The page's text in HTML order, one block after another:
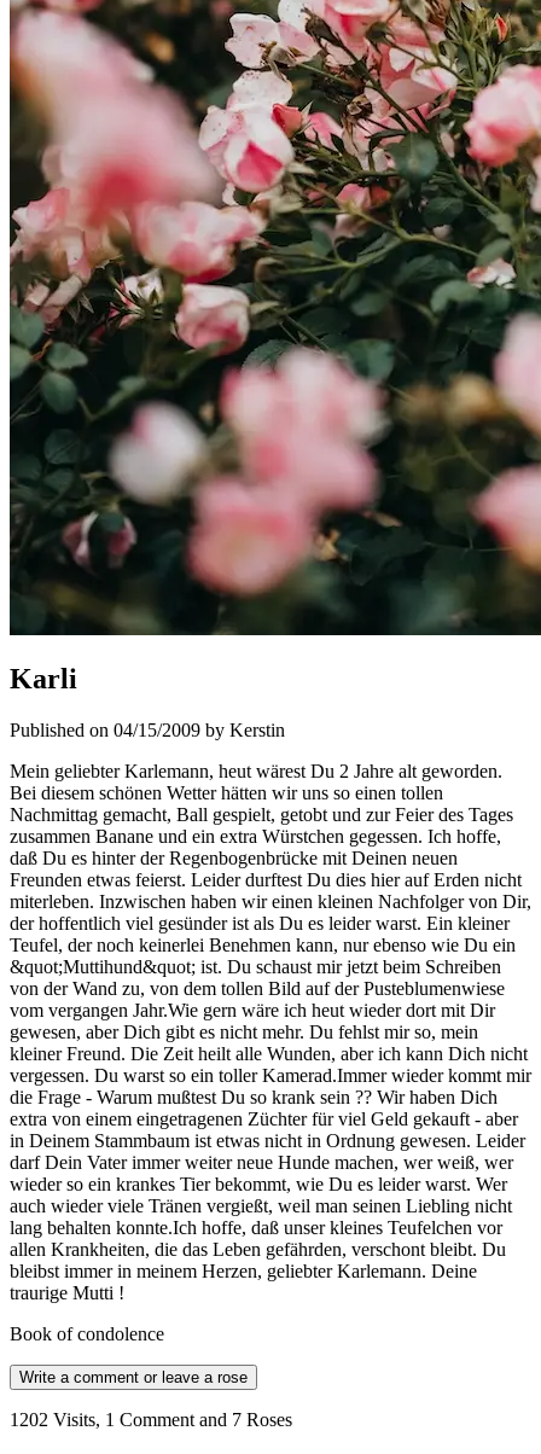
Karli
Published on 04/15/2009 by Kerstin
Mein geliebter Karlemann, heut wärest Du 2 Jahre alt geworden.
Bei diesem schönen Wetter hätten wir uns so einen tollen
Nachmittag gemacht, Ball gespielt, getobt und zur Feier des Tages
zusammen Banane und ein extra Würstchen gegessen. Ich hoffe,
daß Du es hinter der Regenbogenbrücke mit Deinen neuen
Freunden etwas feierst. Leider durftest Du dies hier auf Erden nicht
miterleben. Inzwischen haben wir einen kleinen Nachfolger von Dir,
der hoffentlich viel gesünder ist als Du es leider warst. Ein kleiner
Teufel, der noch keinerlei Benehmen kann, nur ebenso wie Du ein
&quot;Muttihund&quot; ist. Du schaust mir jetzt beim Schreiben
von der Wand zu, von dem tollen Bild auf der Pusteblumenwiese
vom vergangen Jahr.Wie gern wäre ich heut wieder dort mit Dir
gewesen, aber Dich gibt es nicht mehr. Du fehlst mir so, mein
kleiner Freund. Die Zeit heilt alle Wunden, aber ich kann Dich nicht
vergessen. Du warst so ein toller Kamerad.Immer wieder kommt mir
die Frage - Warum mußtest Du so krank sein ?? Wir haben Dich
extra von einem eingetragenen Züchter für viel Geld gekauft - aber
in Deinem Stammbaum ist etwas nicht in Ordnung gewesen. Leider
darf Dein Vater immer weiter neue Hunde machen, wer weiß, wer
wieder so ein krankes Tier bekommt, wie Du es leider warst. Wer
auch wieder viele Tränen vergießt, weil man seinen Liebling nicht
lang behalten konnte.Ich hoffe, daß unser kleines Teufelchen vor
allen Krankheiten, die das Leben gefährden, verschont bleibt. Du
bleibst immer in meinem Herzen, geliebter Karlemann. Deine
traurige Mutti !
Book of condolence
Write a comment or leave a rose
1202 Visits, 1 Comment and 7 Roses